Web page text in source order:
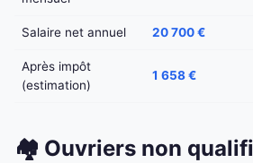
Salaire net annuel 20 700 €
Après impôt
(estimation)
1 658 €
🏘️ Ouvriers non